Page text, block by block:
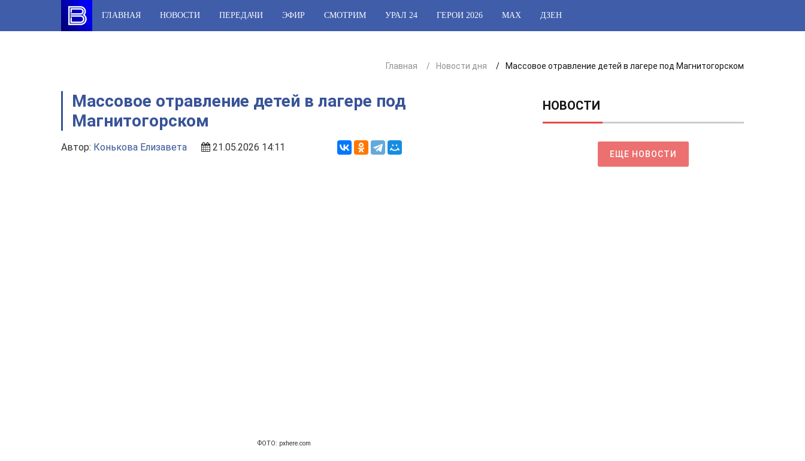
content
ГЛАВНАЯ НОВОСТИ ПЕРЕДАЧИ ЭФИР СМОТРИМ УРАЛ 24 ГЕРОИ 2026 МАХ ДЗЕН
Главная Новости дня Массовое отравление детей в лагере под Магнитогорском
Массовое отравление детей в лагере под
Магнитогорском
Автор: Конькова Елизавета 21.05.2026 14:11
ФОТО: pxhere.com
НОВОСТИ
ЕЩЕ НОВОСТИ